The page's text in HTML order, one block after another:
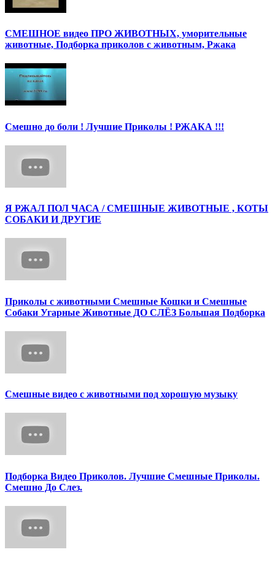
СМЕШНОЕ видео ПРО ЖИВОТНЫХ, уморительные
животные, Подборка приколов с животным, Ржака
Смешно до боли ! Лучшие Приколы ! РЖАКА !!!
Я РЖАЛ ПОЛ ЧАСА / СМЕШНЫЕ ЖИВОТНЫЕ , КОТЫ
СОБАКИ И ДРУГИЕ
Приколы с животными Смешные Кошки и Смешные
Собаки Угарные Животные ДО СЛЁЗ Большая Подборка
Смешные видео с животными под хорошую музыку
Подборка Видео Приколов. Лучшие Смешные Приколы.
Смешно До Слез.